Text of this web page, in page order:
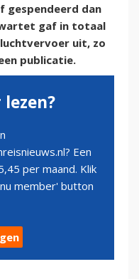
gespendeerd dan
gaf in totaal
uit, zo
publicatie.
Een
per maand. Klik
member' button